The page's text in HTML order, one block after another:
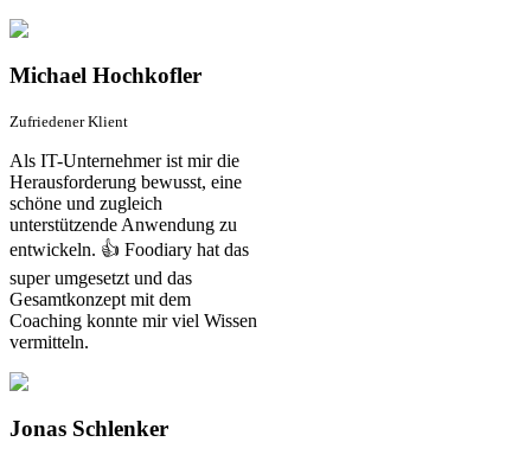
Michael Hochkofler
Zufriedener Klient
Als IT-Unternehmer ist mir die
Herausforderung bewusst, eine
schöne und zugleich
unterstützende Anwendung zu
entwickeln. 👍 Foodiary hat das
super umgesetzt und das
Gesamtkonzept mit dem
Coaching konnte mir viel Wissen
vermitteln.
Jonas Schlenker